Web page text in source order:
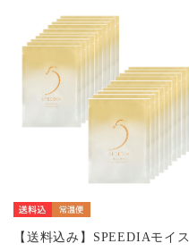
【送料込み】SPEEDIAモイス